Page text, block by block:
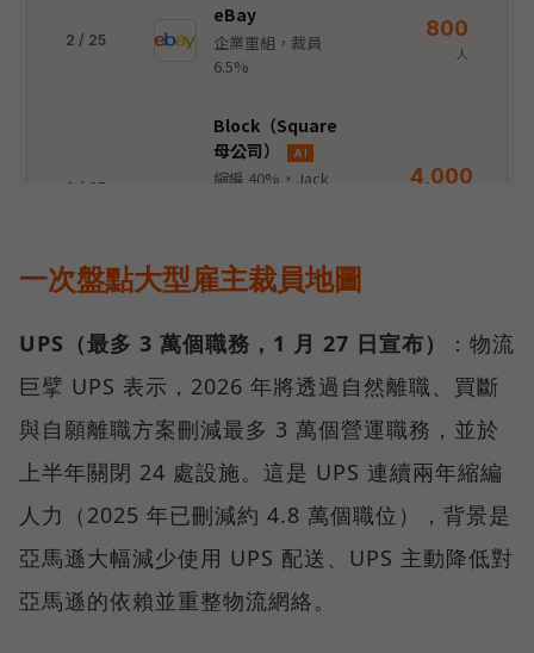
一次盤點大型雇主裁員地圖
UPS（最多 3 萬個職務，1 月 27 日宣布）
：物流
巨擘 UPS 表示，2026 年將透過自然離職、買斷
與自願離職方案刪減最多 3 萬個營運職務，並於
上半年關閉 24 處設施。這是 UPS 連續兩年縮編
人力（2025 年已刪減約 4.8 萬個職位），背景是
亞馬遜大幅減少使用 UPS 配送、UPS 主動降低對
亞馬遜的依賴並重整物流網絡。